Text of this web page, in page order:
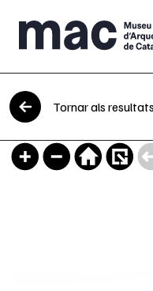
Vés al contingut
Tornar als resultats